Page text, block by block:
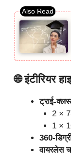
🌐 इंटीरियर
ट्राई-
2 ×
1 ×
360-
वायरलेस